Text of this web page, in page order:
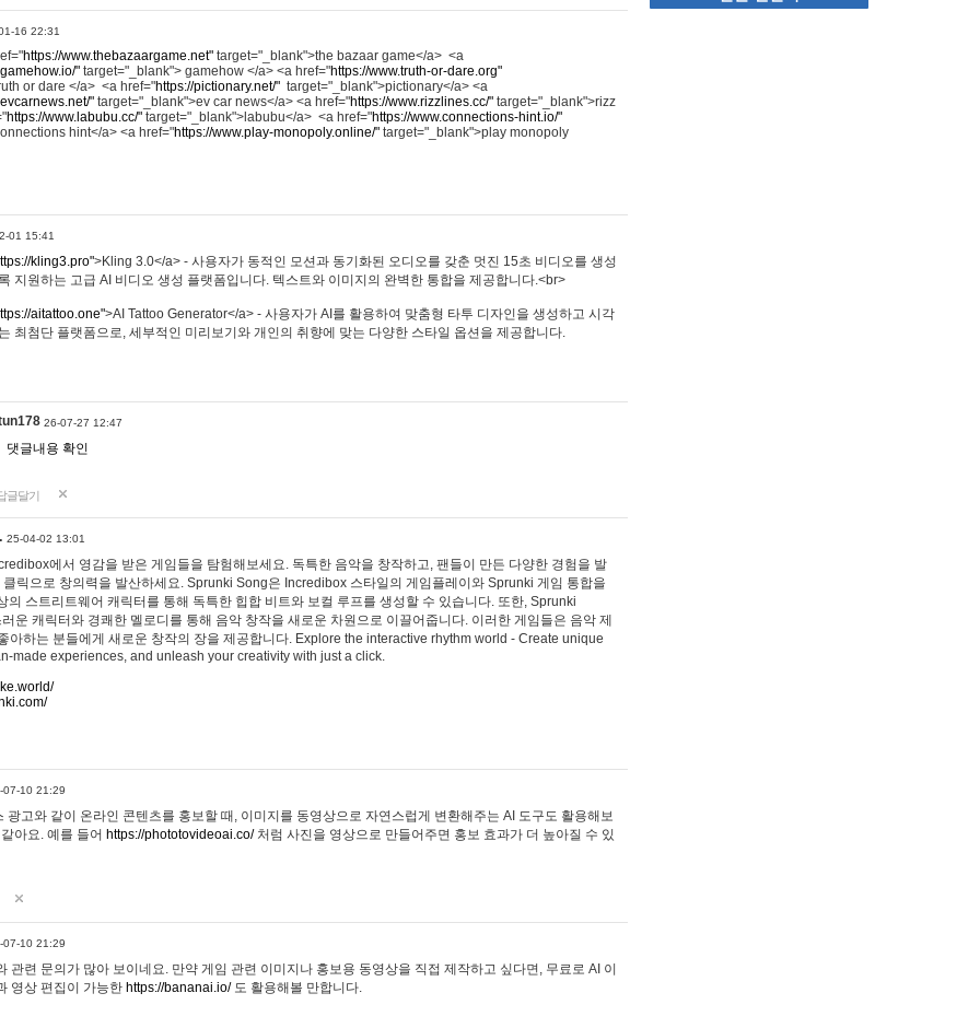
16 22:31
https://www.thebazaargame.net" target="_blank">the bazaar game</a> <a
" target="_blank"> gamehow </a> <a href="https://www.truth-or-dare.org"
or dare </a> <a href="https://pictionary.net/" target="_blank">pictionary</a> <a
" target="_blank">ev car news</a> <a href="https://www.rizzlines.cc/" target="_blank">rizz
https://www.labubu.cc/" target="_blank">labubu</a> <a href="https://www.connections-hint.io/"
hint</a> <a href="https://www.play-monopoly.online/" target="_blank">play monopoly
01 15:41
kling3.pro">Kling 3.0</a> - 사용자가 동적인 모션과 동기화된 오디오를 갖춘 멋진 15초 비디오를 생성
지원하는 고급 AI 비디오 생성 플랫폼입니다. 텍스트와 이미지의 완벽한 통합을 제공합니다.<br>
aitattoo.one">AI Tattoo Generator</a> - 사용자가 AI를 활용하여 맞춤형 타투 디자인을 생성하고 시각
최첨단 플랫폼으로, 세부적인 미리보기와 개인의 취향에 맞는 다양한 스타일 옵션을 제공합니다.
26-07-27 12:47
댓글내용 확인
글달기
25-04-02 13:01
에서 영감을 받은 게임들을 탐험해보세요. 독특한 음악을 창작하고, 팬들이 만든 다양한 경험을 발
클릭으로 창의력을 발산하세요. Sprunki Song은 Incredibox 스타일의 게임플레이와 Sprunki 게임 통합을
의 스트리트웨어 캐릭터를 통해 독특한 힙합 비트와 보컬 루프를 생성할 수 있습니다. 또한, Sprunki
운 캐릭터와 경쾌한 멜로디를 통해 음악 창작을 새로운 차원으로 이끌어줍니다. 이러한 게임들은 음악 제
아하는 분들에게 새로운 창작의 장을 제공합니다. Explore the interactive rhythm world - Create unique
made experiences, and unleash your creativity with just a click.
07-10 21:29
광고와 같이 온라인 콘텐츠를 홍보할 때, 이미지를 동영상으로 자연스럽게 변환해주는 AI 도구도 활용해보
아요. 예를 들어 https://phototovideoai.co/처럼 사진을 영상으로 만들어주면 홍보 효과가 더 높아질 수 있
07-10 21:29
관련 문의가 많아 보이네요. 만약 게임 관련 이미지나 홍보용 동영상을 직접 제작하고 싶다면, 무료로 AI 이
영상 편집이 가능한 https://bananai.io/도 활용해볼 만합니다.